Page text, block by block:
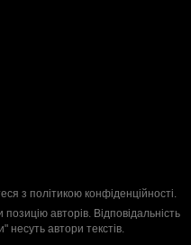
з політикою конфіденційності.
авторів. Відповідальність
несуть автори текстів.